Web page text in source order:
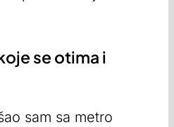
se otima i
sam sa metro